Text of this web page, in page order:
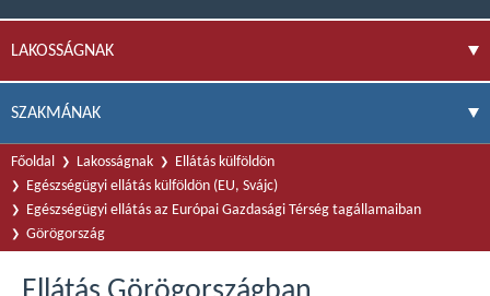
LAKOSSÁGNAK
SZAKMÁNAK
Főoldal Lakosságnak
Ellátás külföldön
Egészségügyi ellátás külföldön (EU, Svájc)
Egészségügyi ellátás az Európai Gazdasági Térség tagállamaiban
Görögország